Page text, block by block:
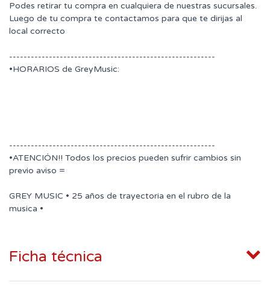
Podes retirar tu compra en cualquiera de nuestras sucursales.
Luego de tu compra te contactamos para que te dirijas al
local correcto
---------------------------------------------------------
•HORARIOS de GreyMusic:
---------------------------------------------------------
•ATENCIÓN!! Todos los precios pueden sufrir cambios sin
previo aviso =
GREY MUSIC • 25 años de trayectoria en el rubro de la
musica •
Ficha técnica